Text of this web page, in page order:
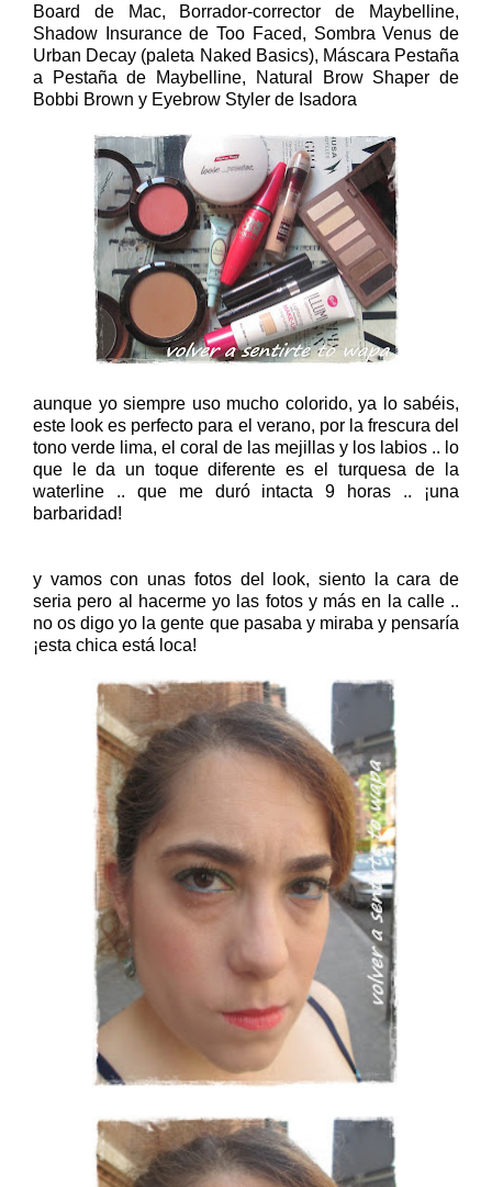
Board de Mac, Borrador-corrector de Maybelline,
Shadow Insurance de Too Faced, Sombra Venus de
Urban Decay (paleta Naked Basics), Máscara Pestaña
a Pestaña de Maybelline, Natural Brow Shaper de
Bobbi Brown y Eyebrow Styler de Isadora
aunque yo siempre uso mucho colorido, ya lo sabéis,
este look es perfecto para el verano, por la frescura del
tono verde lima, el coral de las mejillas y los labios .. lo
que le da un toque diferente es el turquesa de la
waterline .. que me duró intacta 9 horas .. ¡una
barbaridad!
y vamos con unas fotos del look, siento la cara de
seria pero al hacerme yo las fotos y más en la calle ..
no os digo yo la gente que pasaba y miraba y pensaría
¡esta chica está loca!